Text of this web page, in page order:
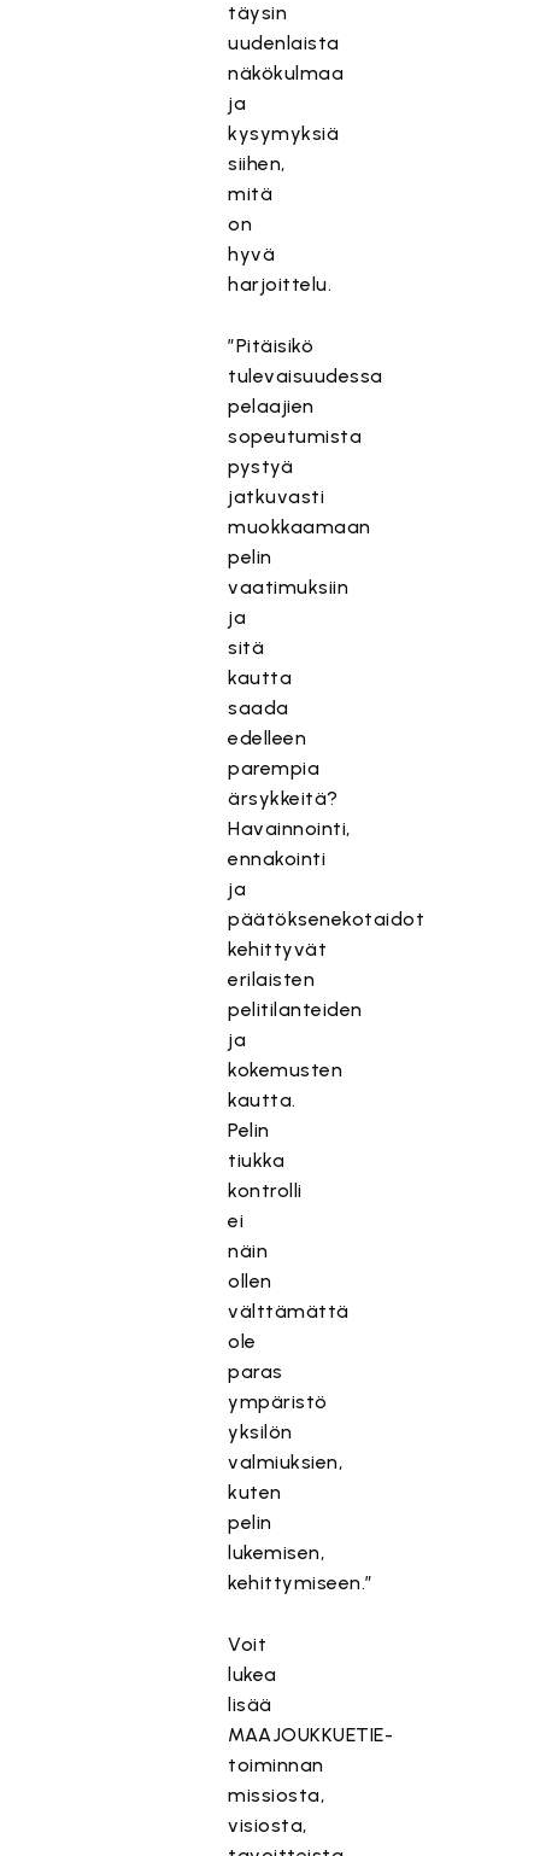
täysin
uudenlaista
näkökulmaa
ja
kysymyksiä
siihen,
mitä
on
hyvä
harjoittelu.
”Pitäisikö
tulevaisuudessa
pelaajien
sopeutumista
pystyä
jatkuvasti
muokkaamaan
pelin
vaatimuksiin
ja
sitä
kautta
saada
edelleen
parempia
ärsykkeitä?
Havainnointi,
ennakointi
ja
päätöksenekotaidot
kehittyvät
erilaisten
pelitilanteiden
ja
kokemusten
kautta.
Pelin
tiukka
kontrolli
ei
näin
ollen
välttämättä
ole
paras
ympäristö
yksilön
valmiuksien,
kuten
pelin
lukemisen,
kehittymiseen.”
Voit
lukea
lisää
MAAJOUKKUETIE-
toiminnan
missiosta,
visiosta,